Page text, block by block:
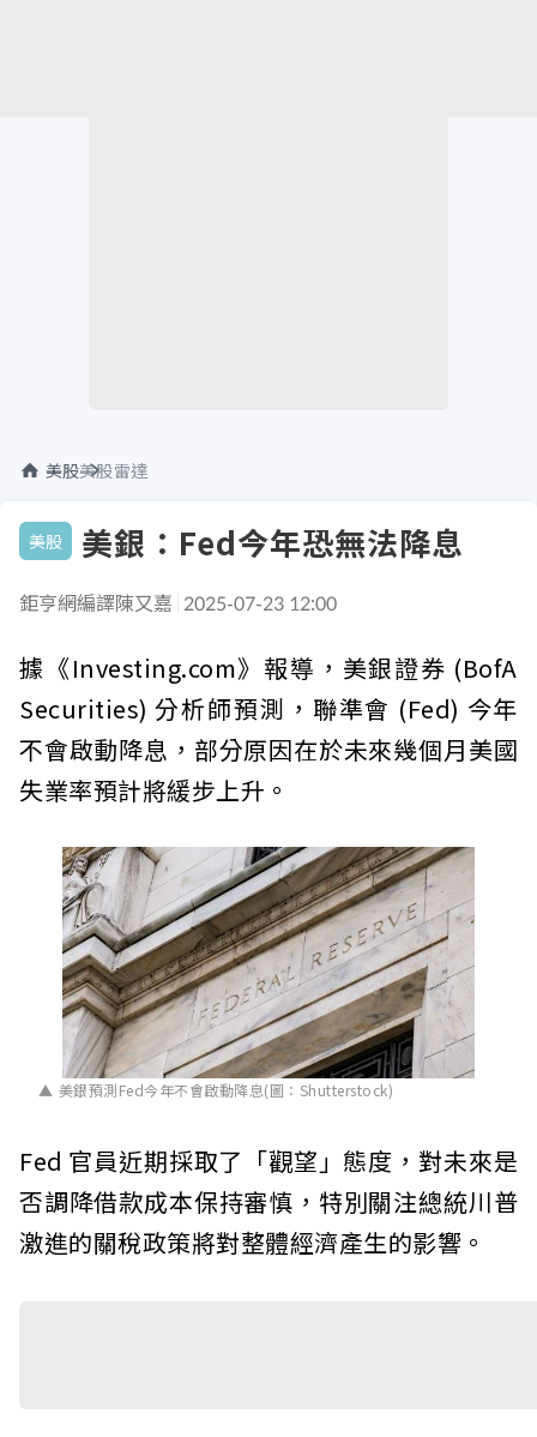
美股美股雷達
美股 美銀：Fed今年恐無法降息
鉅亨網編譯陳又嘉 2025-07-23 12:00
據《Investing.com》報導，美銀證券 (BofA
Securities) 分析師預測，聯準會 (Fed) 今年
不會啟動降息，部分原因在於未來幾個月美國
失業率預計將緩步上升。
美銀預測Fed今年不會啟動降息(圖：Shutterstock)
Fed 官員近期採取了「觀望」態度，對未來是
否調降借款成本保持審慎，特別關注總統川普
激進的關稅政策將對整體經濟產生的影響。